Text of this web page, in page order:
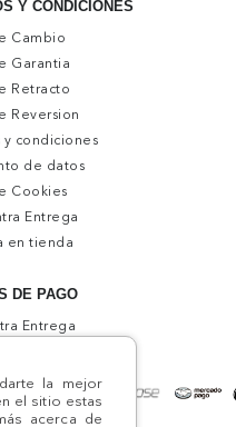
la mejor
el sitio estas
acerca de
Y CONDICIONES
Cambio
Garantia
Retracto
Reversion
y condiciones
de datos
Cookies
Entrega
en tienda
DE PAGO
Entrega